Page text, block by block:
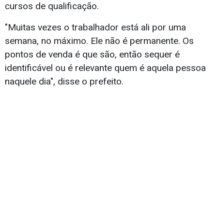
cursos de qualificação.
"Muitas vezes o trabalhador está ali por uma
semana, no máximo. Ele não é permanente. Os
pontos de venda é que são, então sequer é
identificável ou é relevante quem é aquela pessoa
naquele dia", disse o prefeito.